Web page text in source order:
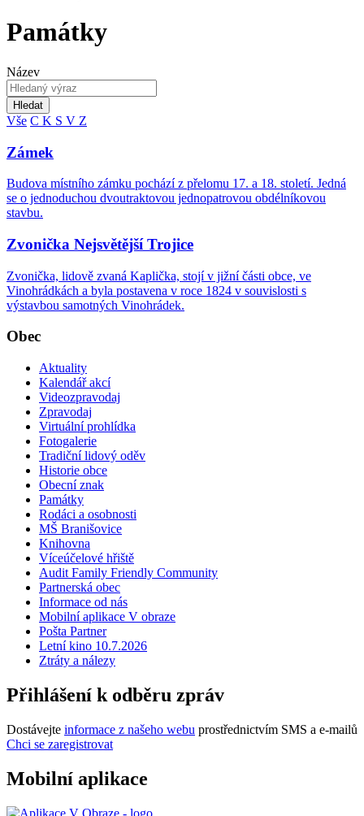
Památky
Název
Hledat
Vše C K S V Z
Zámek
Budova místního zámku pochází z přelomu 17. a 18. století. Jedná
se o jednoduchou dvoutraktovou jednopatrovou obdélníkovou
stavbu.
Zvonička Nejsvětější Trojice
Zvonička, lidově zvaná Kaplička, stojí v jižní části obce, ve
Vinohrádkách a byla postavena v roce 1824 v souvislosti s
výstavbou samotných Vinohrádek.
Obec
Aktuality
Kalendář akcí
Videozpravodaj
Zpravodaj
Virtuální prohlídka
Fotogalerie
Tradiční lidový oděv
Historie obce
Obecní znak
Památky
Rodáci a osobnosti
MŠ Branišovice
Knihovna
Víceúčelové hřiště
Audit Family Friendly Community
Partnerská obec
Informace od nás
Mobilní aplikace V obraze
Pošta Partner
Letní kino 10.7.2026
Ztráty a nálezy
Přihlášení k odběru zpráv
Dostávejte informace z našeho webu prostřednictvím SMS a e-mailů
Chci se zaregistrovat
Mobilní aplikace